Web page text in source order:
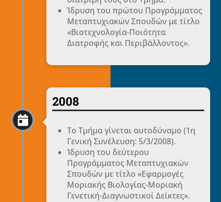
Ίδρυση του πρώτου Προγράμματος
Μεταπτυχιακών Σπουδών με τίτλο
«Βιοτεχνολογία-Ποιότητα
Διατροφής και Περιβάλλοντος».

2008
Το Τμήμα γίνεται αυτοδύναμο (1η
Γενική Συνέλευση: 5/3/2008).
Ίδρυση του δεύτερου
Προγράμματος Μεταπτυχιακών
Σπουδών με τίτλο «Εφαρμογές
Μοριακής Βιολογίας-Μοριακή
Γενετική-Διαγνωστικοί Δείκτες».